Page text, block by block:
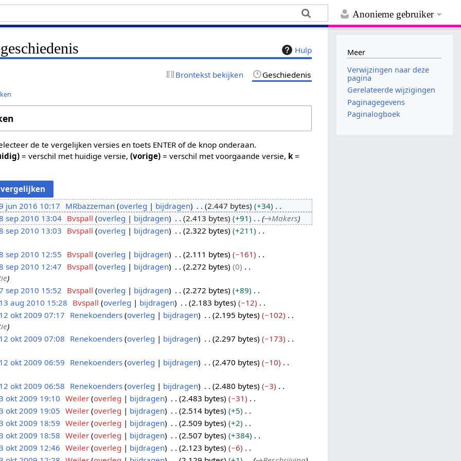
Anonieme gebruiker
Hulp
Brontekst bekijken Geschiedenis
de te vergelijken versies en toets ENTER of de knop onderaan.
= verschil met huidige versie,(vorige) = verschil met voorgaande versie, k =
jun 2016 10:17 MRbazzeman overleg bijdragen 2.447 bytes
+34
sep 2010 13:04 Bvspall overleg bijdragen 2.413 bytes +91 →Makers
sep 2010 13:03 Bvspall overleg bijdragen 2.322 bytes
+211
sep 2010 12:55 Bvspall overleg bijdragen 2.111 bytes
−161
sep 2010 12:47 Bvspall overleg bijdragen 2.272 bytes
0
sep 2010 15:52 Bvspall overleg bijdragen 2.272 bytes
+89
13 aug 2010 15:28 Bvspall overleg bijdragen 2.183 bytes
−12
12 okt 2009 07:17 Renekoenders overleg bijdragen 2.195 bytes
−102
12 okt 2009 07:08 Renekoenders overleg bijdragen 2.297 bytes
−173
12 okt 2009 06:59 Renekoenders overleg bijdragen 2.470 bytes
−10
12 okt 2009 06:58 Renekoenders overleg bijdragen 2.480 bytes
−3
okt 2009 19:10 Weiler overleg bijdragen 2.483 bytes
−31
okt 2009 19:05 Weiler overleg bijdragen 2.514 bytes
+5
okt 2009 18:59 Weiler overleg bijdragen 2.509 bytes
+2
okt 2009 18:58 Weiler overleg bijdragen 2.507 bytes
+384
okt 2009 12:46 Weiler overleg bijdragen 2.123 bytes
−6
Meer
Verwijzingen naar deze
pagina
Gerelateerde wijzigingen
Paginagegevens
Paginalogboek